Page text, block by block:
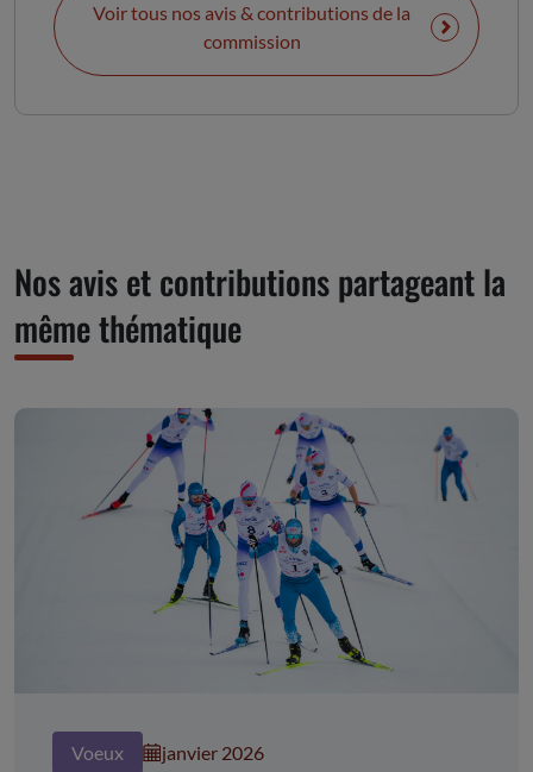
Voir tous nos avis & contributions de la
commission
Nos avis et contributions partageant la
même thématique
Voeux janvier 2026